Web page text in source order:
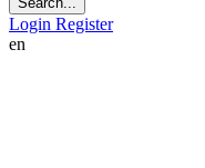
Login Register
en